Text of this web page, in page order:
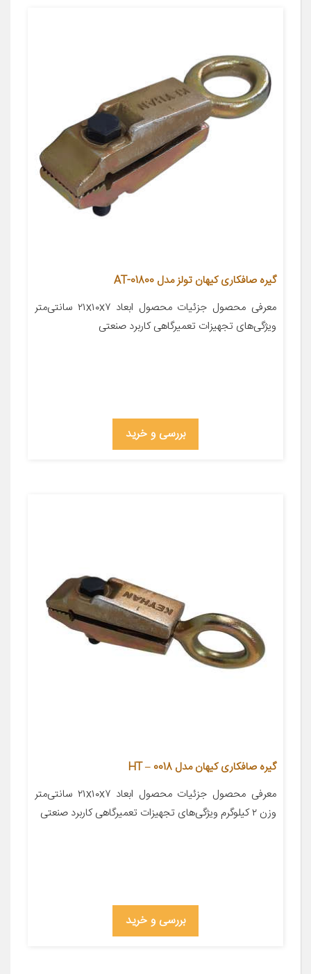
گیره صافکاری کیهان تولز مدل AT-01800
معرفی محصول جزئیات محصول ابعاد ۲۱x۱۰x۷ سانتی‌متر
ویژگی‌های تجهیزات تعمیرگاهی کاربرد صنعتی
بررسی و خرید
گیره صافکاری کیهان مدل HT – 0018
معرفی محصول جزئیات محصول ابعاد ۲۱x۱۰x۷ سانتی‌متر
وزن ۲ کیلوگرم ویژگی‌های تجهیزات تعمیرگاهی کاربرد صنعتی
بررسی و خرید